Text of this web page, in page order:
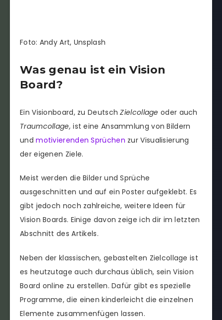
Foto: Andy Art, Unsplash
Was genau ist ein Vision
Board?
Ein Visionboard, zu DeutschZielcollageoder auch
Traumcollage, ist eine Ansammlung von Bildern
undmotivierenden Sprüchen zur Visualisierung
der eigenen Ziele.
Meist werden die Bilder und Sprüche
ausgeschnitten und auf ein Poster aufgeklebt. Es
gibt jedoch noch zahlreiche, weitere Ideen für
Vision Boards. Einige davon zeige ich dir im letzten
Abschnitt des Artikels.
Neben der klassischen, gebastelten Zielcollage ist
es heutzutage auch durchaus üblich, sein Vision
Board online zu erstellen. Dafür gibt es spezielle
Programme, die einen kinderleicht die einzelnen
Elemente zusammenfügen lassen.